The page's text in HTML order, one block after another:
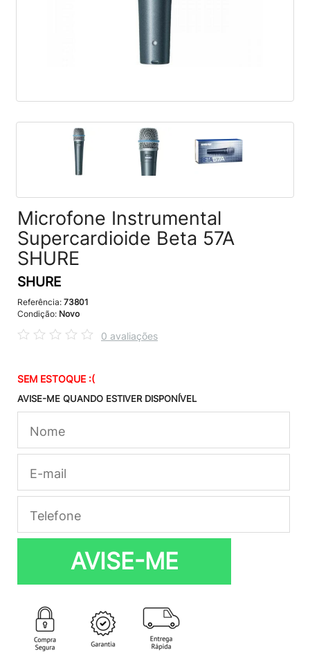
Microfone Instrumental
Supercardioide Beta 57A
SHURE
SHURE
Referência: 73801
Condição: Novo
0 avaliações
SEM ESTOQUE :(
AVISE-ME QUANDO ESTIVER DISPONÍVEL
AVISE-ME